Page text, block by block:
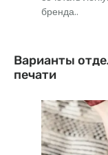
бренда..
Варианты
печати